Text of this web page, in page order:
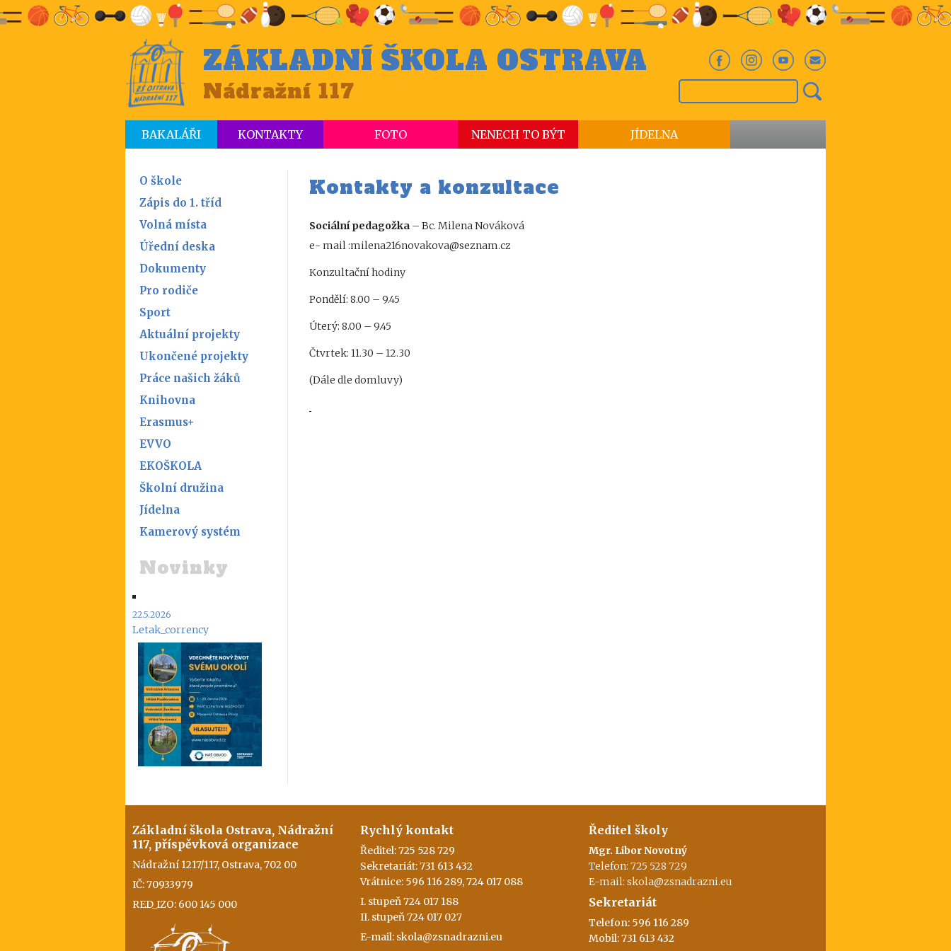
ZÁKLADNÍ ŠKOLA OSTRAVA
Nádražní 117
BAKALÁŘI KONTAKTY FOTO NENECH TO BÝT JÍDELNA
O škole
Zápis do 1. tříd
Volná místa
Úřední deska
Dokumenty
Pro rodiče
Sport
Aktuální projekty
Ukončené projekty
Práce našich žáků
Knihovna
Erasmus+
EVVO
EKOŠKOLA
Školní družina
Jídelna
Kamerový systém
Novinky
22.5.2026
Letak_corrency
Kontakty a konzultace
Sociální pedagožka – Bc. Milena Nováková
e- mail :milena216novakova@seznam.cz
Konzultační hodiny
Pondělí: 8.00 – 9.45
Úterý: 8.00 – 9.45
Čtvrtek: 11.30 – 12.30
(Dále dle domluvy)
Základní škola Ostrava, Nádražní
117, příspěvková organizace
Nádražní 1217/117, Ostrava, 702 00
IČ: 70933979
RED_IZO: 600 145 000
Rychlý kontakt
Ředitel: 725 528 729
Sekretariát: 731 613 432
Vrátnice: 596 116 289, 724 017 088
I. stupeň 724 017 188
II. stupeň 724 017 027
E-mail: skola@zsnadrazni.eu
Ředitel školy
Mgr. Libor Novotný
Telefon: 725 528 729
E-mail: skola@zsnadrazni.eu
Sekretariát
Telefon: 596 116 289
Mobil: 731 613 432